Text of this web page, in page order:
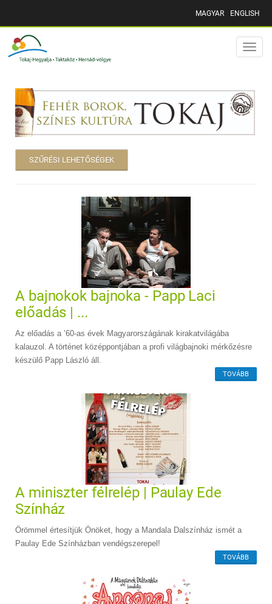
MAGYAR ENGLISH
Toggle
SZŰRÉSI LEHETŐSÉGEK
A bajnokok bajnoka - Papp Laci
előadás | ...
Az előadás a ’60-as évek Magyarországának kirakatvilágába
kalauzol. A történet középpontjában a profi világbajnoki mérkőzésre
készülő Papp László áll.
TOVÁBB
A miniszter félrelép | Paulay Ede
Színház
Örömmel értesítjük Önöket, hogy a Mandala Dalszínház ismét a
Paulay Ede Színházban vendégszerepel!
TOVÁBB